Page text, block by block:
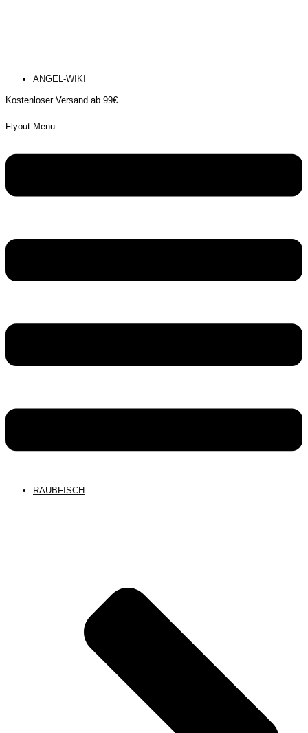
ANGEL-WIKI
Kostenloser Versand ab 99€
Flyout Menu
RAUBFISCH